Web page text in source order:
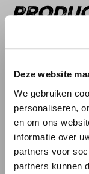
Deze website
We gebruiken
personaliseren,
en om ons
informatie over
partners voor
partners kunnen